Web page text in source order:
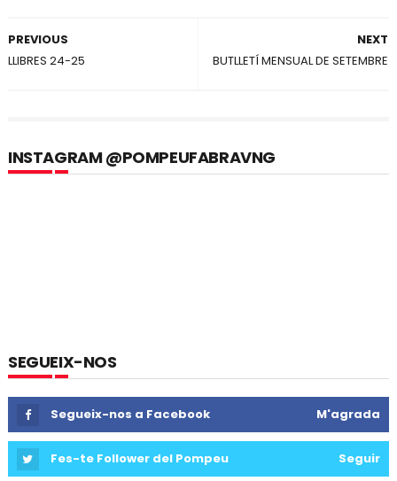
NEXT
BUTLLETÍ MENSUAL DE SETEMBRE
PREVIOUS
LLIBRES 24-25
INSTAGRAM @POMPEUFABRAVNG
SEGUEIX-NOS
Segueix-nos a Facebook M'agrada
Fes-te Follower del Pompeu Seguir